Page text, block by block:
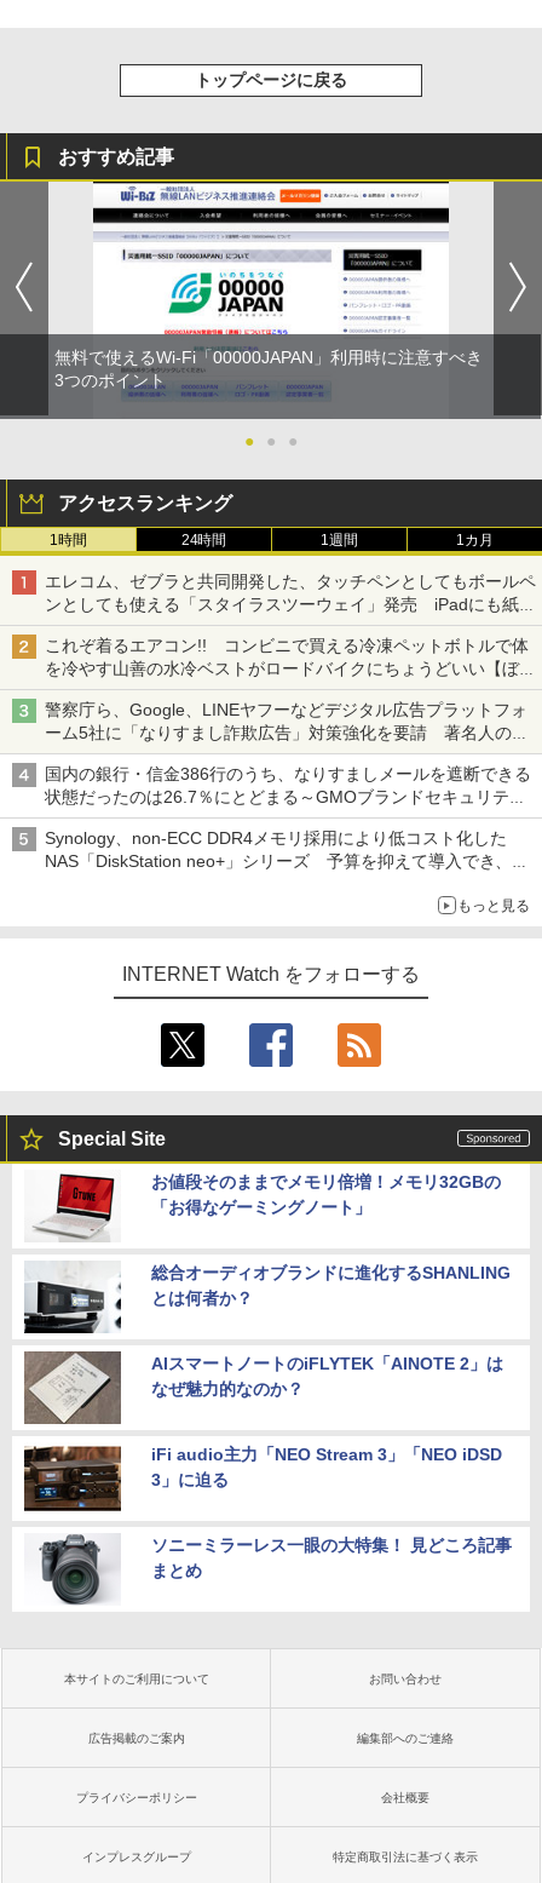
トップページに戻る
おすすめ記事
無料で使えるWi-Fi「00000JAPAN」利用時に注意すべき
3つのポイント
● ● ●
アクセスランキング
1時間 24時間 1週間 1カ月
エレコム、ゼブラと共同開発した、タッチペンとしてもボールペ
ンとしても使える「スタイラスツーウェイ」発売 iPadにも紙に
も、持ち替えずに書き込める
これぞ着るエアコン!! コンビニで買える冷凍ペットボトルで体
を冷やす山善の水冷ベストがロードバイクにちょうどいい【ぼっ
ち・ざ・ろーど！その14】【空いた時間でなにしてる？】
警察庁ら、Google、LINEヤフーなどデジタル広告プラットフォ
ーム5社に「なりすまし詐欺広告」対策強化を要請 著名人の写
真や映像を使った投資詐欺などへの対策として
国内の銀行・信金386行のうち、なりすましメールを遮断できる
状態だったのは26.7％にとどまる～GMOブランドセキュリティ
調査
Synology、non-ECC DDR4メモリ採用により低コスト化した
NAS「DiskStation neo+」シリーズ 予算を抑えて導入でき、
もっと見る
INTERNET Watch をフォローする
Special Site
お値段そのままでメモリ倍増！メモリ32GBの
「お得なゲーミングノート」
総合オーディオブランドに進化するSHANLING
とは何者か？
AIスマートノートのiFLYTEK「AINOTE 2」は
なぜ魅力的なのか？
iFi audio主力「NEO Stream 3」「NEO iDSD
3」に迫る
ソニーミラーレス一眼の大特集！ 見どころ記事
まとめ
本サイトのご利用について お問い合わせ
広告掲載のご案内 編集部へのご連絡
プライバシーポリシー 会社概要
インプレスグループ 特定商取引法に基づく表示